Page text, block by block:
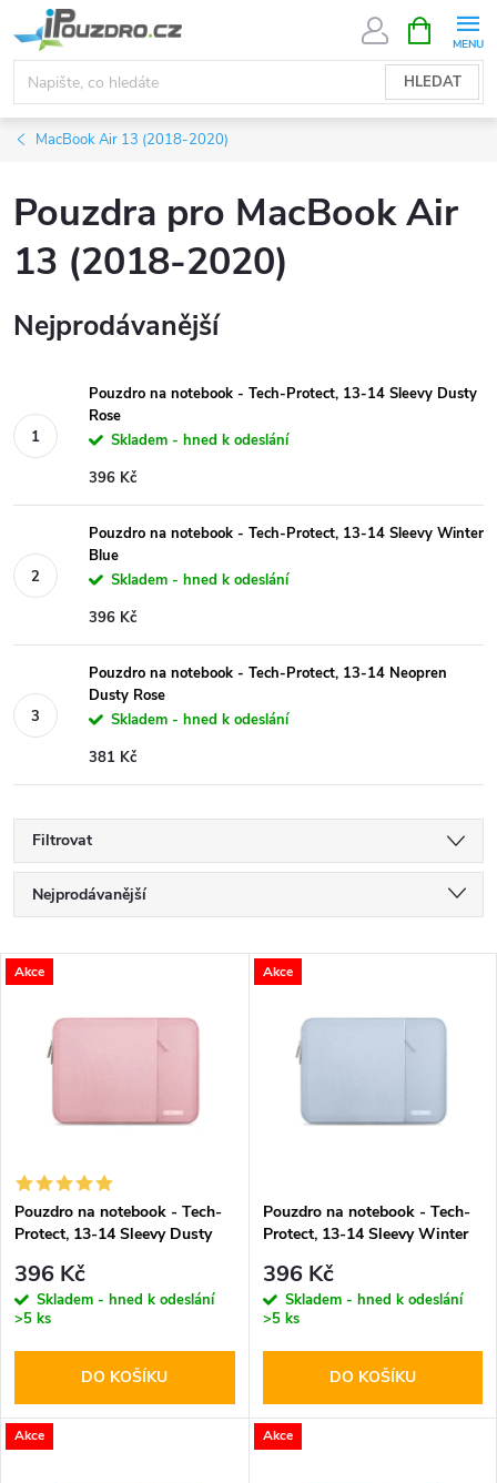
na
obsah
HLEDAT
NÁKUPNÍ
KOŠÍK
MacBook Air 13 (2018-2020)
Pouzdra pro MacBook Air
13 (2018-2020)
Nejprodávanější
Pouzdro na notebook - Tech-Protect, 13-14 Sleevy Dusty
Rose
Skladem - hned k odeslání
396 Kč
Pouzdro na notebook - Tech-Protect, 13-14 Sleevy Winter
Blue
Skladem - hned k odeslání
396 Kč
Pouzdro na notebook - Tech-Protect, 13-14 Neopren
Dusty Rose
Skladem - hned k odeslání
381 Kč
Filtrovat
Ř
a
í
p
r
o
d
u
Nejprodávanější
Nejdražší
Abecedně
V
s
p
r
o
d
Akce
Pouzdro na notebook - Tech-
Protect, 13-14 Sleevy Dusty
396 Kč
Skladem - hned k odeslání
>5 ks
DO KOŠÍKU
Akce
Pouzdro na notebook - Tech-
Protect, 13-14 Sleevy Winter
396 Kč
Skladem - hned k odeslání
>5 ks
DO KOŠÍKU
Akce Akce